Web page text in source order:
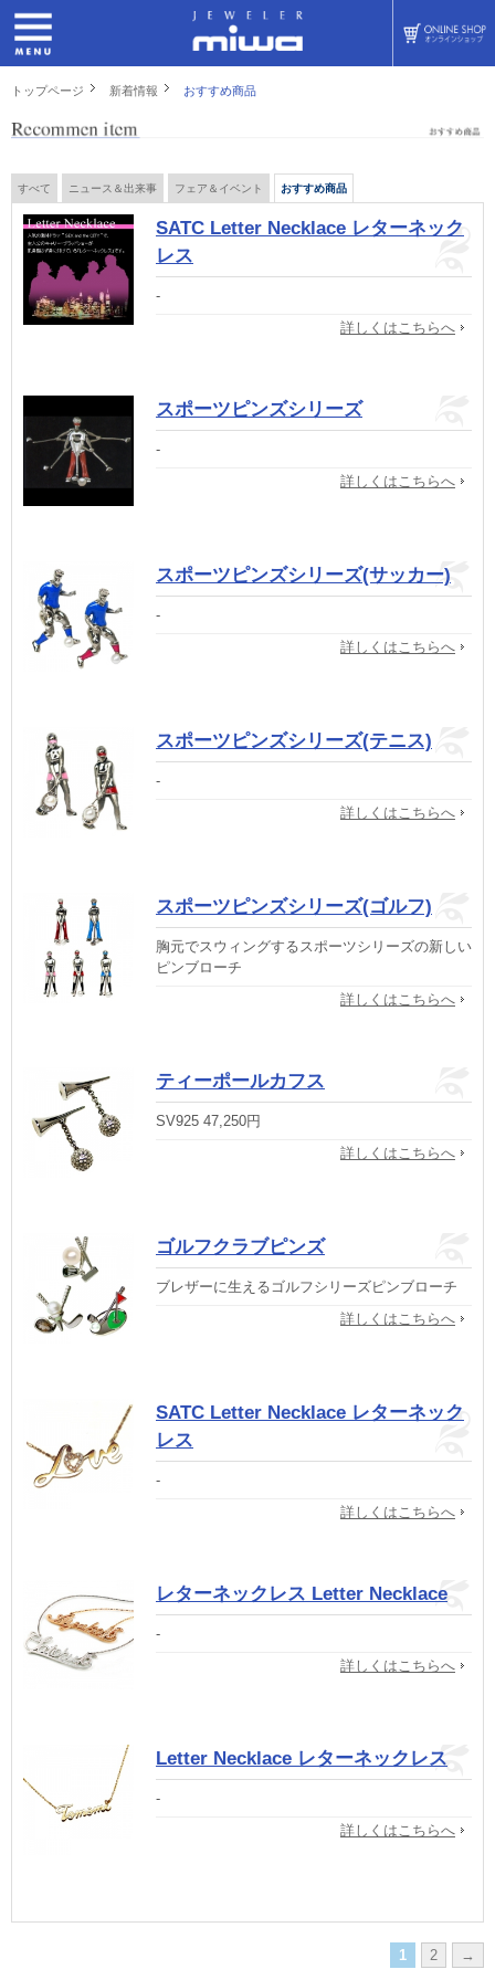
トップページ 新着情報 おすすめ商品
すべて ニュース＆出来事 フェア＆イベント おすすめ商品
SATC Letter Necklace レターネック
レス
-
詳しくはこちらへ
スポーツピンズシリーズ
-
詳しくはこちらへ
スポーツピンズシリーズ(サッカー)
-
詳しくはこちらへ
スポーツピンズシリーズ(テニス)
-
詳しくはこちらへ
スポーツピンズシリーズ(ゴルフ)
胸元でスウィングするスポーツシリーズの新しい
ピンブローチ
詳しくはこちらへ
ティーポールカフス
SV925 47,250円
詳しくはこちらへ
ゴルフクラブピンズ
ブレザーに生えるゴルフシリーズピンブローチ
詳しくはこちらへ
SATC Letter Necklace レターネック
レス
-
詳しくはこちらへ
レターネックレス Letter Necklace
-
詳しくはこちらへ
Letter Necklace レターネックレス
-
詳しくはこちらへ
1 2 →